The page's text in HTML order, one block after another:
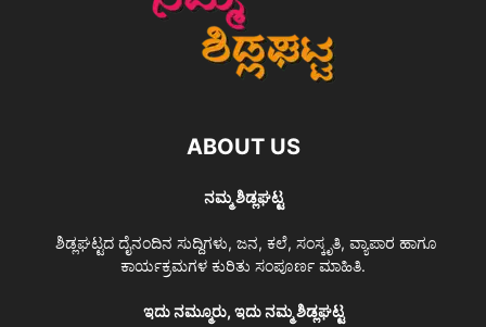
ABOUT US
ನಮ್ಮ ಶಿಡ್ಲಘಟ್ಟ
ಶಿಡ್ಲಘಟ್ಟದ ದೈನಂದಿನ ಸುದ್ದಿಗಳು, ಜನ, ಕಲೆ, ಸಂಸ್ಕೃತಿ, ವ್ಯಾಪಾರ ಹಾಗೂ
ಕಾರ್ಯಕ್ರಮಗಳ ಕುರಿತು ಸಂಪೂರ್ಣ ಮಾಹಿತಿ.
ಇದು ನಮ್ಮೂರು, ಇದು ನಮ್ಮ ಶಿಡ್ಲಘಟ್ಟ